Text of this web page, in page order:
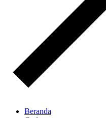
Beranda